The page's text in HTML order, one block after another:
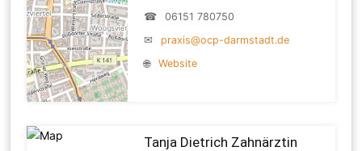
☎
06151 780750
✉
praxis@ocp-darmstadt.de
🌐
Website
Tanja Dietrich Zahnärztin